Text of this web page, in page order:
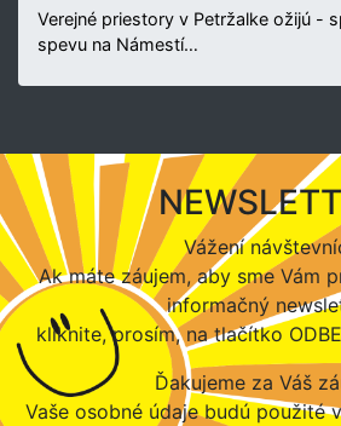
Verejné priestory v Petržalke ožijú -
spevu na Námestí…
Vážení
Ak máte záujem, aby sme Vám
informačný
kliknite, prosím, na tlačítko
Ďakujeme za Váš
Vaše osobné údaje budú použité